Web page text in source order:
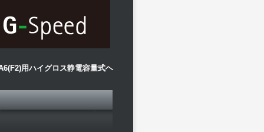
用ハイグロス静電容量式ヘ